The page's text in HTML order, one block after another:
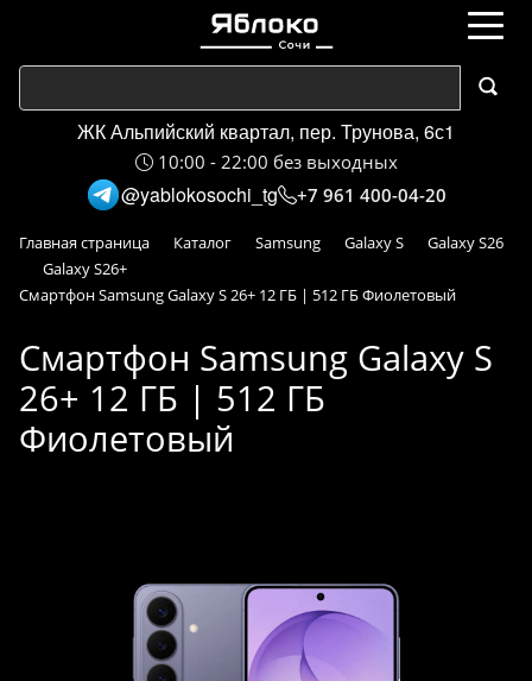
ЖК Альпийский квартал, пер. Трунова, 6с1
10:00 - 22:00 без выходных
@yablokosochi_tg +7 961 400-04-20
Главная страница Каталог Samsung Galaxy S
Galaxy S26
Galaxy S26+
Смартфон Samsung Galaxy S 26+ 12 ГБ | 512 ГБ Фиолетовый
Смартфон Samsung Galaxy S
26+ 12 ГБ | 512 ГБ
Фиолетовый